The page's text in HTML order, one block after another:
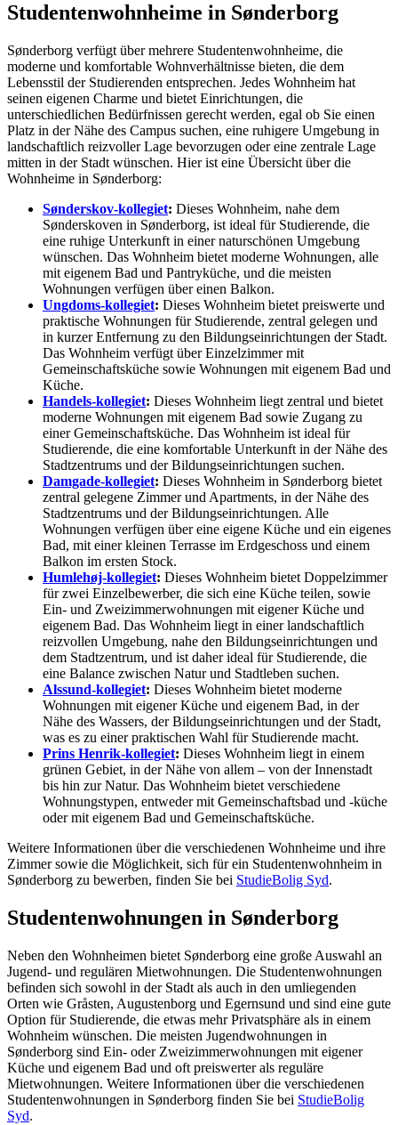
Studentenwohnheime in Sønderborg
Sønderborg verfügt über mehrere Studentenwohnheime, die
moderne und komfortable Wohnverhältnisse bieten, die dem
Lebensstil der Studierenden entsprechen. Jedes Wohnheim hat
seinen eigenen Charme und bietet Einrichtungen, die
unterschiedlichen Bedürfnissen gerecht werden, egal ob Sie einen
Platz in der Nähe des Campus suchen, eine ruhigere Umgebung in
landschaftlich reizvoller Lage bevorzugen oder eine zentrale Lage
mitten in der Stadt wünschen. Hier ist eine Übersicht über die
Wohnheime in Sønderborg:
Sønderskov-kollegiet: Dieses Wohnheim, nahe dem
Sønderskoven in Sønderborg, ist ideal für Studierende, die
eine ruhige Unterkunft in einer naturschönen Umgebung
wünschen. Das Wohnheim bietet moderne Wohnungen, alle
mit eigenem Bad und Pantryküche, und die meisten
Wohnungen verfügen über einen Balkon.
Ungdoms-kollegiet: Dieses Wohnheim bietet preiswerte und
praktische Wohnungen für Studierende, zentral gelegen und
in kurzer Entfernung zu den Bildungseinrichtungen der Stadt.
Das Wohnheim verfügt über Einzelzimmer mit
Gemeinschaftsküche sowie Wohnungen mit eigenem Bad und
Küche.
Handels-kollegiet: Dieses Wohnheim liegt zentral und bietet
moderne Wohnungen mit eigenem Bad sowie Zugang zu
einer Gemeinschaftsküche. Das Wohnheim ist ideal für
Studierende, die eine komfortable Unterkunft in der Nähe des
Stadtzentrums und der Bildungseinrichtungen suchen.
Damgade-kollegiet: Dieses Wohnheim in Sønderborg bietet
zentral gelegene Zimmer und Apartments, in der Nähe des
Stadtzentrums und der Bildungseinrichtungen. Alle
Wohnungen verfügen über eine eigene Küche und ein eigenes
Bad, mit einer kleinen Terrasse im Erdgeschoss und einem
Balkon im ersten Stock.
Humlehøj-kollegiet: Dieses Wohnheim bietet Doppelzimmer
für zwei Einzelbewerber, die sich eine Küche teilen, sowie
Ein- und Zweizimmerwohnungen mit eigener Küche und
eigenem Bad. Das Wohnheim liegt in einer landschaftlich
reizvollen Umgebung, nahe den Bildungseinrichtungen und
dem Stadtzentrum, und ist daher ideal für Studierende, die
eine Balance zwischen Natur und Stadtleben suchen.
Alssund-kollegiet: Dieses Wohnheim bietet moderne
Wohnungen mit eigener Küche und eigenem Bad, in der
Nähe des Wassers, der Bildungseinrichtungen und der Stadt,
was es zu einer praktischen Wahl für Studierende macht.
Prins Henrik-kollegiet: Dieses Wohnheim liegt in einem
grünen Gebiet, in der Nähe von allem – von der Innenstadt
bis hin zur Natur. Das Wohnheim bietet verschiedene
Wohnungstypen, entweder mit Gemeinschaftsbad und -küche
oder mit eigenem Bad und Gemeinschaftsküche.
Weitere Informationen über die verschiedenen Wohnheime und ihre
Zimmer sowie die Möglichkeit, sich für ein Studentenwohnheim in
Sønderborg zu bewerben, finden Sie bei StudieBolig Syd.
Studentenwohnungen in Sønderborg
Neben den Wohnheimen bietet Sønderborg eine große Auswahl an
Jugend- und regulären Mietwohnungen. Die Studentenwohnungen
befinden sich sowohl in der Stadt als auch in den umliegenden
Orten wie Gråsten, Augustenborg und Egernsund und sind eine gute
Option für Studierende, die etwas mehr Privatsphäre als in einem
Wohnheim wünschen. Die meisten Jugendwohnungen in
Sønderborg sind Ein- oder Zweizimmerwohnungen mit eigener
Küche und eigenem Bad und oft preiswerter als reguläre
Mietwohnungen. Weitere Informationen über die verschiedenen
Studentenwohnungen in Sønderborg finden Sie bei StudieBolig
Syd.